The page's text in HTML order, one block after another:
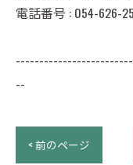
電話番号 : 054-626-
--
< 前のページ